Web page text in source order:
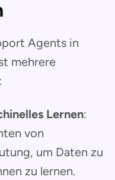
Agents in
mehrere
Lernen:
von
um Daten zu
zu lernen.